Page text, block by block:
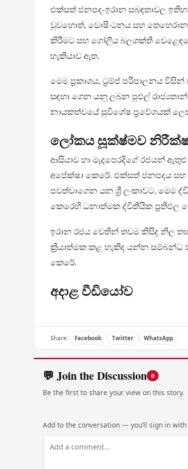
එක්සත් ජනපද-ඉරාන සබඳතාවල
වුවහොත්, වොෂිංටනය සහ
කිරීමට සහ ගෝලීය බලශක්ති
හැකියාව ඇත.
මෙම ප්‍රකාශය, ට්‍රම්ප් පරිපාලනය
සඳහා ගෙන යනු ලබන පුළුල්
නායකත්වයේ සුවිශේෂ ප්‍රවේශයක්
ලෝකය සූක්ෂ්මව
ආසියාව හා මැදපෙරදිගේ රජයන්
අපේක්ෂා කෙරේ. එක්සත් ජනපදය සහ
පවත්වාගෙන යන ශ්‍රී ලංකාවට, මෙම
කෙරෙහි ධනාත්මක ද්විතීයික ප්‍රතිඵල
ඉරාන රජය වෙතින් තවම කිසිදු නිල
ක්‍රියාත්මක කළ හැකිද යන්න සම්බන්ධ
කෙරේ.
අදාළ වීඩියෝව
Share: Facebook Twitter WhatsApp
💬 Join the Discussion 0
Be the first to share your view on this story.
Add to the conversation — you’ll sign in